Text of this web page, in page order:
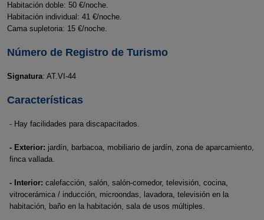
Habitación doble: 50 €/noche.
Habitación individual: 41 €/noche.
Cama supletoria: 15 €/noche.
Número de Registro de Turismo
Signatura: AT.VI-44
Características
- Hay facilidades para discapacitados.
- Exterior: jardín, barbacoa, mobiliario de jardín, zona de aparcamiento,
finca vallada.
- Interior: calefacción, salón, salón-comedor, televisión, cocina,
vitrocerámica / inducción, microondas, lavadora, televisión en la
habitación, baño en la habitación, sala de usos múltiples.